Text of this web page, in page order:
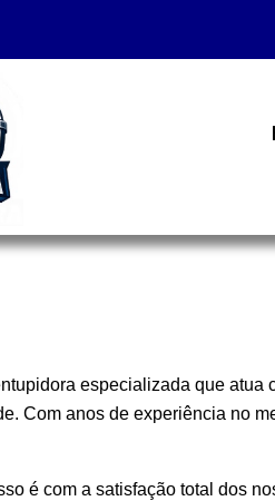
especializada que
Com anos de experiência no
é com a satisfação total dos